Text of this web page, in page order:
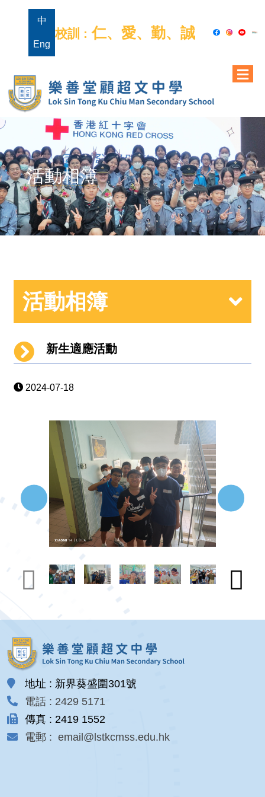
中
Eng
校訓 : 仁、愛、勤、誠
活動相簿
活動相簿
新生適應活動
2024-07-18
地址 : 新界葵盛圍301號
電話 : 2429 5171
傳真 : 2419 1552
電郵 : email@lstkcmss.edu.hk